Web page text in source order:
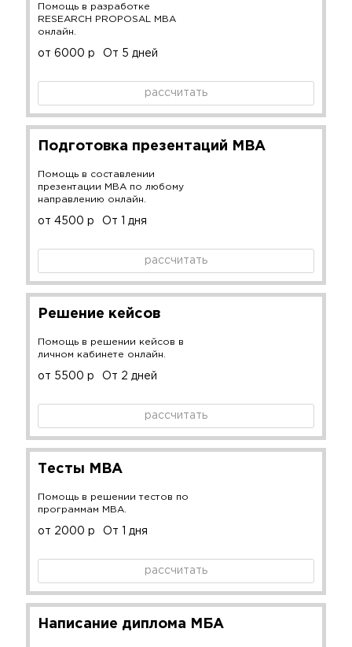
Помощь в разработке
RESEARCH PROPOSAL MBA
онлайн.
от 6000 р От 5 дней
рассчитать
Подготовка презентаций MBA
Помощь в составлении
презентации MBA по любому
направлению онлайн.
от 4500 р От 1 дня
рассчитать
Решение кейсов
Помощь в решении кейсов в
личном кабинете онлайн.
от 5500 р От 2 дней
рассчитать
Тесты MBA
Помощь в решении тестов по
программам MBA.
от 2000 р От 1 дня
рассчитать
Написание диплома МБА